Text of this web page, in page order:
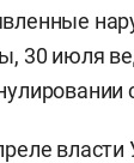
30 июля
власти